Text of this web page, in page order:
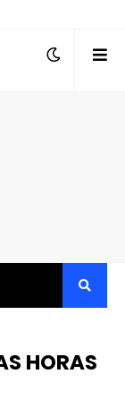
E
HORAS